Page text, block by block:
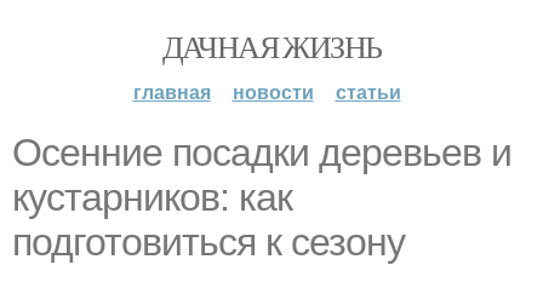
ДАЧНАЯ ЖИЗНЬ
главная новости статьи
Осенние посадки деревьев и
кустарников: как
подготовиться к сезону